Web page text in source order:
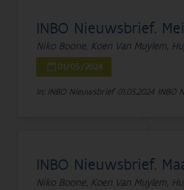
INBO Nieuwsbrief.
Niko Boone, Koen Van Muylem,
01/05/2024
In: INBO Nieuwsbrief 01.05.2024 INBO
INBO Nieuwsbrief.
Niko Boone, Koen Van Muylem,